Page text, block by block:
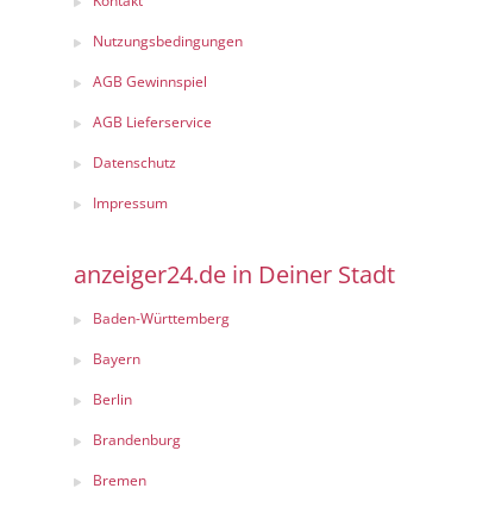
Nutzungsbedingungen
AGB Gewinnspiel
AGB Lieferservice
Datenschutz
Impressum
anzeiger24.de in Deiner Stadt
Baden-Württemberg
Bayern
Berlin
Brandenburg
Bremen